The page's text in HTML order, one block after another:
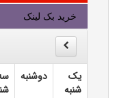
خرید بک لینک
یک
شنبه
دوشنبه